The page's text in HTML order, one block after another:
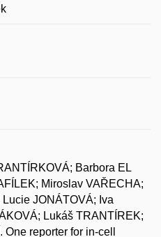
Barbora EL
Miroslav VAŘECHA;
JONÁTOVÁ; Iva
Lukáš TRANTÍREK;
reporter for in-cell